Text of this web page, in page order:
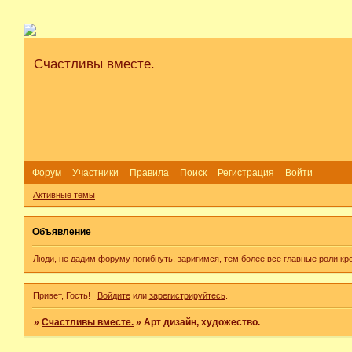
Счастливы вместе.
Форум Участники Правила Поиск Регистрация Войти
Активные темы
Объявление
Люди, не дадим форуму погибнуть, заригимся, тем более все главные роли
Привет, Гость! Войдитеили зарегистрируйтесь.
»Счастливы вместе. »Арт дизайн, художество.